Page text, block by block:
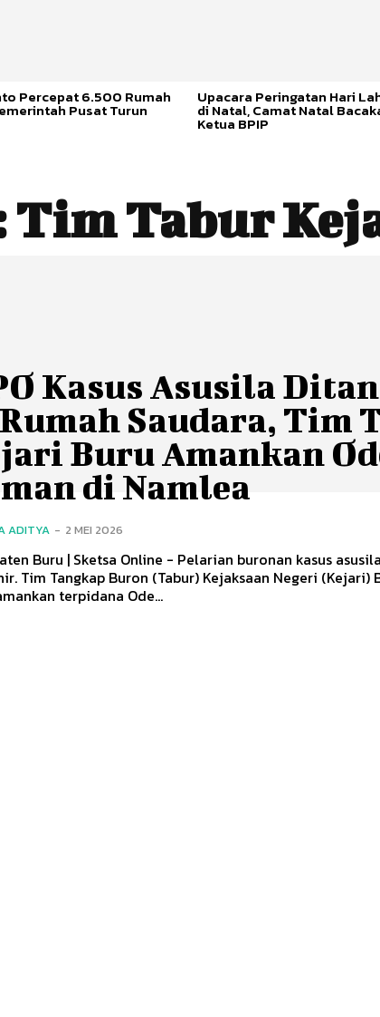
Percepat 6.500 Rumah
Pusat Turun
Upacara Peringatan Hari
di Natal, Camat Natal
Ketua BPIP
Tim Tabur
Kasus Asusila
Saudara, Tim
Buru Amankan
di Namlea
ADITYA - 2 MEI 2026
Buru | Sketsa Online - Pelarian buronan kasus
Tim Tangkap Buron (Tabur) Kejaksaan Negeri (Kejari)
terpidana Ode...